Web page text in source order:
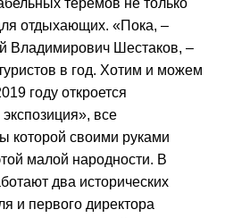
теремов не только
отдыхающих. «Пока, –
Владимирович Шестаков, –
в год. Хотим и можем
году откроется
все
которой своими руками
малой народности. В
два исторических
и первого директора